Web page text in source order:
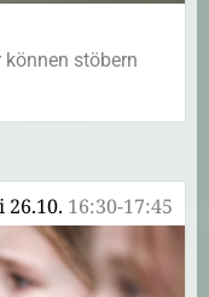
können stöbern
26.10. 16:30-17:45